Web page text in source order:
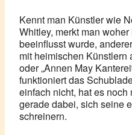
Kennt man Künstler wie
Whitley, merkt man
beeinflusst wurde,
mit heimischen Künstlern
oder „Annen May
funktioniert das
einfach nicht, hat es
gerade dabei, sich seine
schreinern.